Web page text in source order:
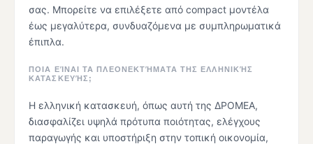
σας. Μπορείτε να επιλέξετε από compact μοντέλα
έως μεγαλύτερα, συνδυαζόμενα με συμπληρωματικά
έπιπλα.
ΠΟΙΑ ΕΊΝΑΙ ΤΑ ΠΛΕΟΝΕΚΤΉΜΑΤΑ ΤΗΣ ΕΛΛΗΝΙΚΉΣ
ΚΑΤΑΣΚΕΥΉΣ;
Η ελληνική κατασκευή, όπως αυτή της ΔΡΟΜΕΑ,
διασφαλίζει υψηλά πρότυπα ποιότητας, ελέγχους
παραγωγής και υποστήριξη στην τοπική οικονομία,